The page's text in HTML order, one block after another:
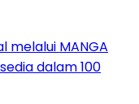
melalui MANGA
dalam 100